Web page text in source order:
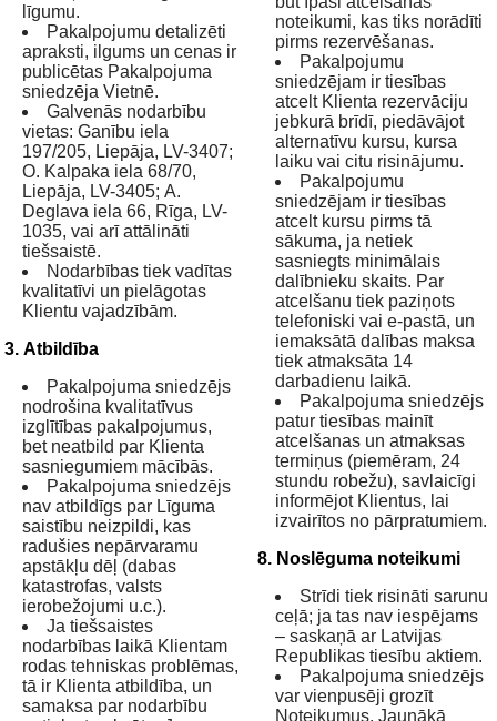
līgumu.
Pakalpojumu detalizēti
apraksti, ilgums un cenas ir
publicētas Pakalpojuma
sniedzēja Vietnē.
Galvenās nodarbību
vietas: Ganību iela
197/205, Liepāja, LV-3407;
O. Kalpaka iela 68/70,
Liepāja, LV-3405; A.
Deglava iela 66, Rīga, LV-
1035, vai arī attālināti
tiešsaistē.
Nodarbības tiek vadītas
kvalitatīvi un pielāgotas
Klientu vajadzībām.
3. Atbildība
Pakalpojuma sniedzējs
nodrošina kvalitatīvus
izglītības pakalpojumus,
bet neatbild par Klienta
sasniegumiem mācībās.
Pakalpojuma sniedzējs
nav atbildīgs par Līguma
saistību neizpildi, kas
radušies nepārvaramu
apstākļu dēļ (dabas
katastrofas, valsts
ierobežojumi u.c.).
Ja tiešsaistes
nodarbības laikā Klientam
rodas tehniskas problēmas,
tā ir Klienta atbildība, un
samaksa par nodarbību
noteikumi, kas tiks norādīti
pirms rezervēšanas.
Pakalpojumu
sniedzējam ir tiesības
atcelt Klienta rezervāciju
jebkurā brīdī, piedāvājot
alternatīvu kursu, kursa
laiku vai citu risinājumu.
Pakalpojumu
sniedzējam ir tiesības
atcelt kursu pirms tā
sākuma, ja netiek
sasniegts minimālais
dalībnieku skaits. Par
atcelšanu tiek paziņots
telefoniski vai e-pastā, un
iemaksātā dalības maksa
tiek atmaksāta 14
darbadienu laikā.
Pakalpojuma sniedzējs
patur tiesības mainīt
atcelšanas un atmaksas
termiņus (piemēram, 24
stundu robežu), savlaicīgi
informējot Klientus, lai
izvairītos no pārpratumiem.
8. Noslēguma noteikumi
Strīdi tiek risināti sarunu
ceļā; ja tas nav iespējams
– saskaņā ar Latvijas
Republikas tiesību aktiem.
Pakalpojuma sniedzējs
var vienpusēji grozīt
Noteikumus. Jaunākā